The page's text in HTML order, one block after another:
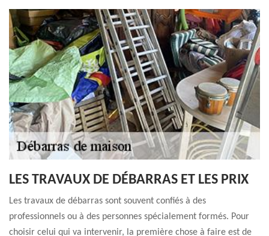
LES TRAVAUX DE DÉBARRAS ET LES PRIX
Les travaux de débarras sont souvent confiés à des
professionnels ou à des personnes spécialement formés. Pour
choisir celui qui va intervenir, la première chose à faire est de